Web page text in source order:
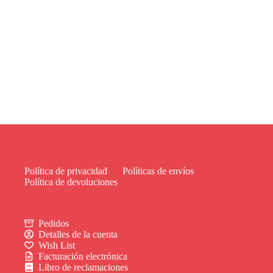
Política de privacidad
Políticas de envíos
Política de devoluciones
Pedidos
Detalles de la cuenta
Wish List
Facturación electrónica
Libro de reclamaciones